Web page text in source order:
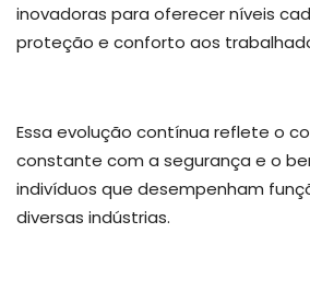
inovadoras para oferecer níveis
proteção e conforto aos
Essa evolução contínua reflete o
constante com a segurança e o
indivíduos que desempenham
diversas indústrias.